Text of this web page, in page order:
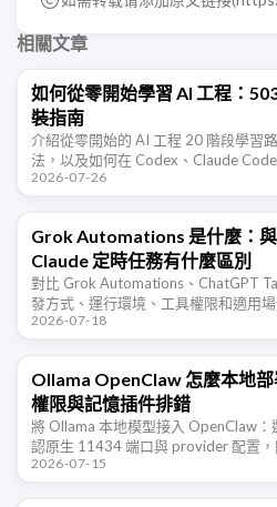
相關文章
如何從零開始學習 AI 工程：
裝指南
介紹從零開始的 AI 工程 20 階段學習
法，以及如何在 Codex、Claude
2026-07-26
Grok Automations 是什麼：與
Claude 定時任務有什麼區別
對比 Grok Automations、ChatGPT
發方式、運行環境、工具權限和適用
2026-07-18
Ollama OpenClaw 怎麼本地部
權限與記憶插件排錯
將 Ollama 本地模型接入 OpenClaw
認原生 11434 端口與 provider 配置，
Agent Memory 的長期記 …
2026-07-15